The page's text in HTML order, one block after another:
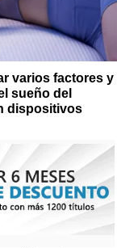
varios factores y
sueño del
dispositivos